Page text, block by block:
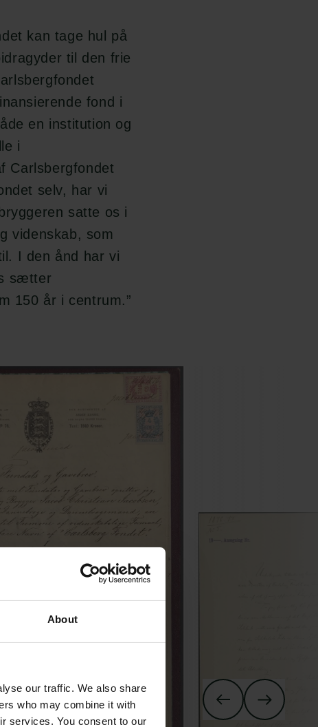
About
our traffic. We also share
who may combine it with
services. You consent to our
kan tage hul på
til den frie
fond i
en institution og
i
Carlsbergfondet
selv, har vi
satte os i
videnskab, som
I den ånd har vi
sætter
150 år i centrum.”